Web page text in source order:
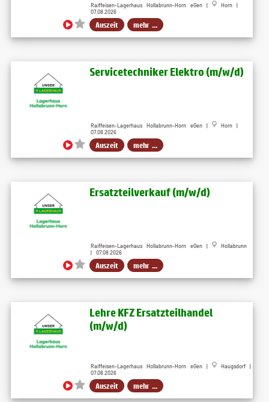
Raiffeisen-Lagerhaus Hollabrunn-Horn eGen |
Horn |
07.08.2026
Auszeit mehr ...
Servicetechniker Elektro (m/w/d)
Raiffeisen-Lagerhaus Hollabrunn-Horn eGen |
Horn |
07.08.2026
Auszeit mehr ...
Ersatzteilverkauf (m/w/d)
Raiffeisen-Lagerhaus Hollabrunn-Horn eGen |
Hollabrunn
| 07.08.2026
Auszeit mehr ...
Lehre KFZ Ersatzteilhandel
(m/w/d)
Raiffeisen-Lagerhaus Hollabrunn-Horn eGen |
Haugsdorf |
07.08.2026
Auszeit mehr ...